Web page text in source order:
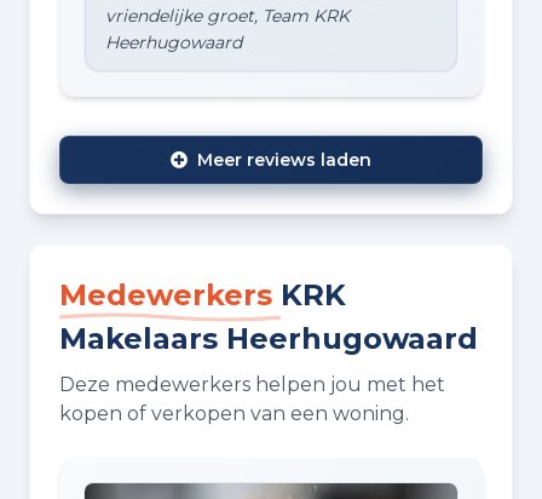
vriendelijke groet, Team KRK
Meer reviews laden
Medewerkers KRK
Makelaars Heerhugowaard
Deze medewerkers helpen jou met het
kopen of verkopen van een woning.